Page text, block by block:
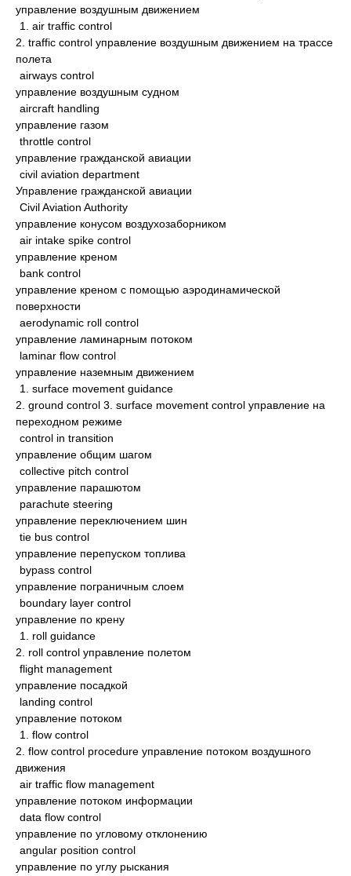
управление воздушным движением
1. air traffic control
2. traffic control управление воздушным движением на трассе
полета
airways control
управление воздушным судном
aircraft handling
управление газом
throttle control
управление гражданской авиации
civil aviation department
Управление гражданской авиации
Civil Aviation Authority
управление конусом воздухозаборником
air intake spike control
управление креном
bank control
управление креном с помощью аэродинамической
поверхности
aerodynamic roll control
управление ламинарным потоком
laminar flow control
управление наземным движением
1. surface movement guidance
2. ground control 3. surface movement control управление на
переходном режиме
control in transition
управление общим шагом
collective pitch control
управление парашютом
parachute steering
управление переключением шин
tie bus control
управление перепуском топлива
bypass control
управление пограничным слоем
boundary layer control
управление по крену
1. roll guidance
2. roll control управление полетом
flight management
управление посадкой
landing control
управление потоком
1. flow control
2. flow control procedure управление потоком воздушного
движения
air traffic flow management
управление потоком информации
data flow control
управление по угловому отклонению
angular position control
управление по углу рыскания